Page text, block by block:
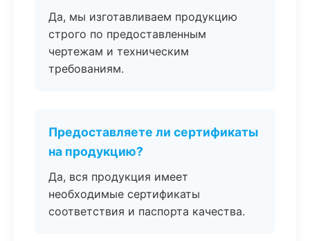
Да, мы изготавливаем продукцию
строго по предоставленным
чертежам и техническим
требованиям.
Предоставляете ли сертификаты
на продукцию?
Да, вся продукция имеет
необходимые сертификаты
соответствия и паспорта качества.